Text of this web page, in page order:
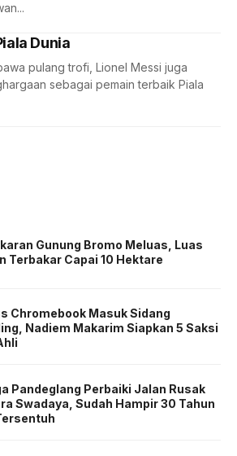
Dunia
pulang trofi, Lionel Messi juga
sebagai pemain terbaik Piala
Gunung Bromo Meluas, Luas
Terbakar Capai 10 Hektare
Chromebook Masuk Sidang
Nadiem Makarim Siapkan 5 Saksi
Pandeglang Perbaiki Jalan Rusak
Swadaya, Sudah Hampir 30 Tahun